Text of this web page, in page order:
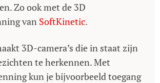
Zo ook met de 3D
van SoftKinetic.
3D-camera’s die in staat zijn
te herkennen. Met
kun je bijvoorbeeld toegang